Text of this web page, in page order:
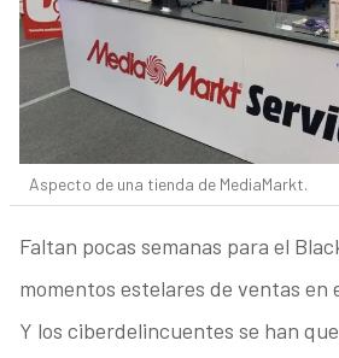
Aspecto de una tienda de MediaMarkt.
Faltan pocas semanas para el
momentos estelares de ventas en
Y los ciberdelincuentes se han